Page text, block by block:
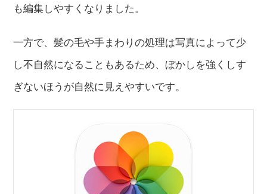
も編集しやすくなりました。
一方で、髪の毛や手まわりの処理は写真によって少
し不自然になることもあるため、ぼかしを強くしす
ぎないほうが自然に見えやすいです。